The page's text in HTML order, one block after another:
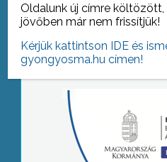
Tovább az
Oldalunk új címre
jövőben már nem frissítjük!
Kérjük kattintson IDE és
gyongyosma.hu címen!